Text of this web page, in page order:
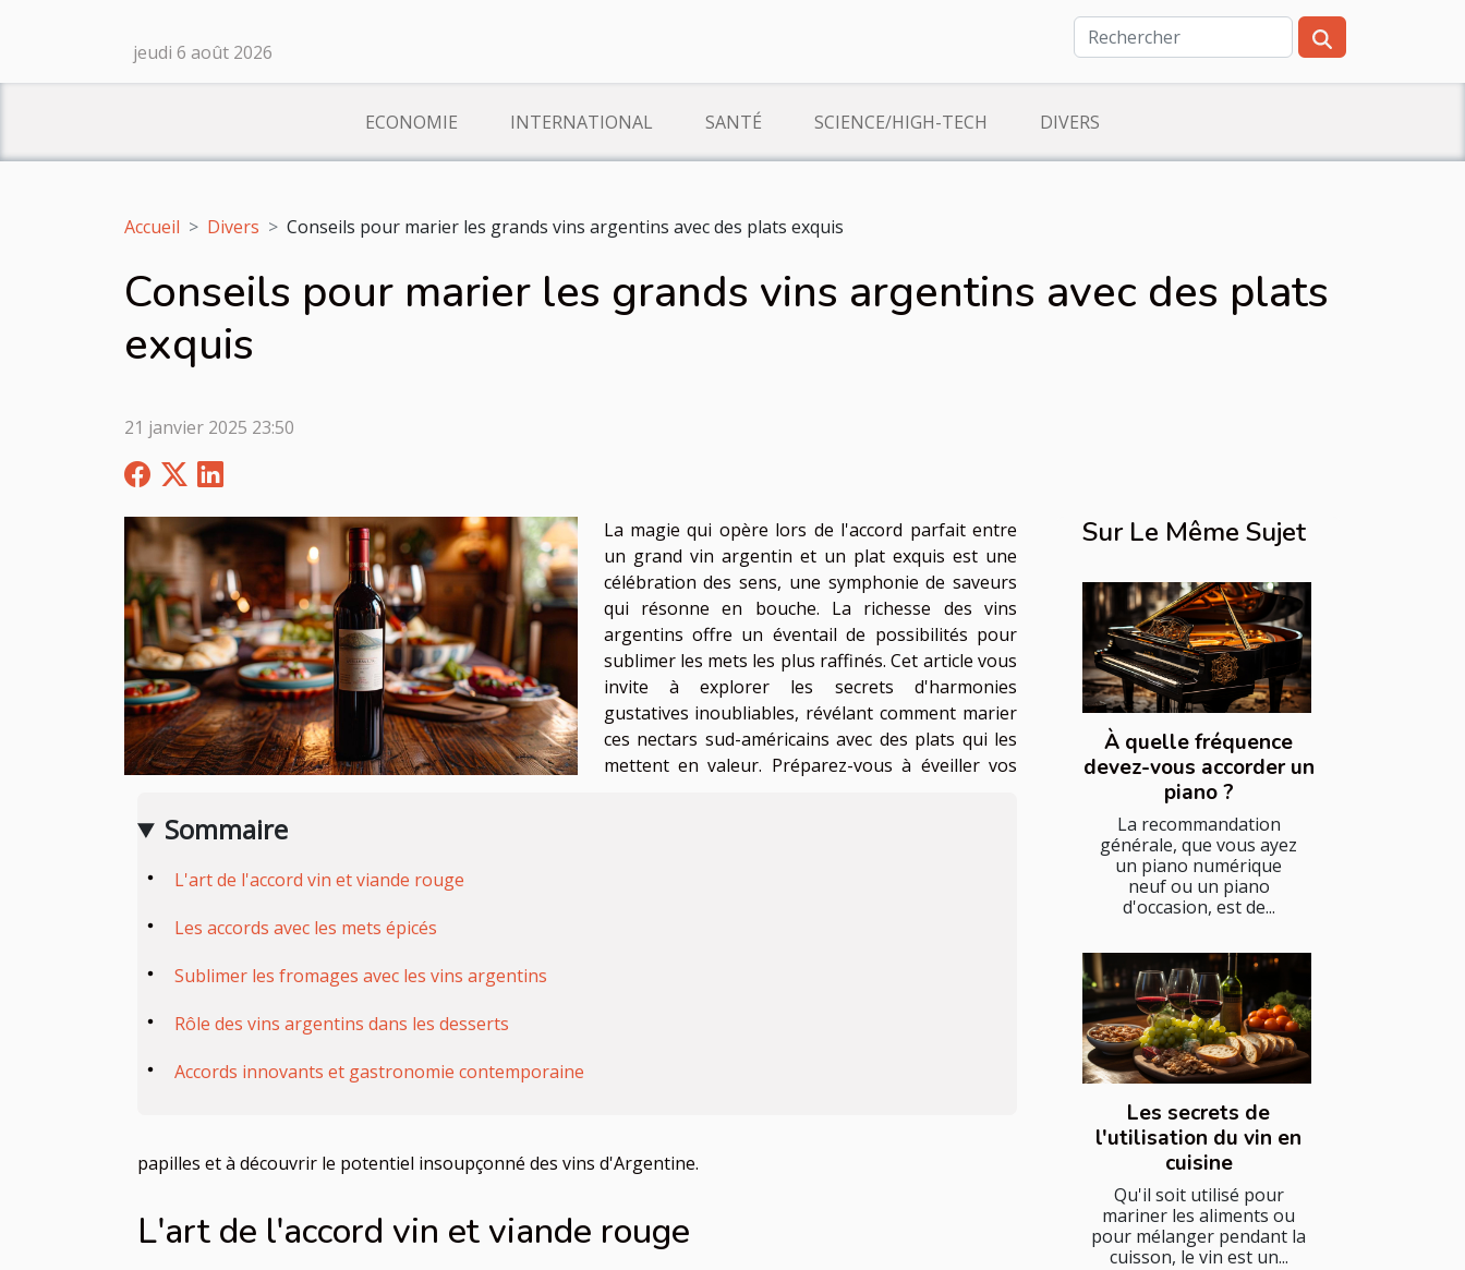
jeudi 6 août 2026
ECONOMIE INTERNATIONAL SANTÉ SCIENCE/HIGH-TECH DIVERS
Accueil Divers Conseils pour marier les grands vins argentins avec des plats exquis
Conseils pour marier les grands vins argentins avec des plats
exquis
21 janvier 2025 23:50
Sommaire
L'art de l'accord vin et viande rouge
Les accords avec les mets épicés
Sublimer les fromages avec les vins argentins
Rôle des vins argentins dans les desserts
Accords innovants et gastronomie contemporaine
La magie qui opère lors de l'accord parfait entre
un grand vin argentin et un plat exquis est une
célébration des sens, une symphonie de saveurs
qui résonne en bouche. La richesse des vins
argentins offre un éventail de possibilités pour
sublimer les mets les plus raffinés. Cet article vous
invite à explorer les secrets d'harmonies
gustatives inoubliables, révélant comment marier
ces nectars sud-américains avec des plats qui les
mettent en valeur. Préparez-vous à éveiller vos
papilles et à découvrir le potentiel insoupçonné des vins d'Argentine.
L'art de l'accord vin et viande rouge
Sur Le Même Sujet
À quelle fréquence
devez-vous accorder un
piano ?
La recommandation
générale, que vous ayez
un piano numérique
neuf ou un piano
d'occasion, est de...
Les secrets de
l'utilisation du vin en
cuisine
Qu'il soit utilisé pour
mariner les aliments ou
pour mélanger pendant la
cuisson, le vin est un...